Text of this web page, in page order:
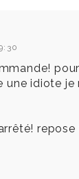
une idiote je